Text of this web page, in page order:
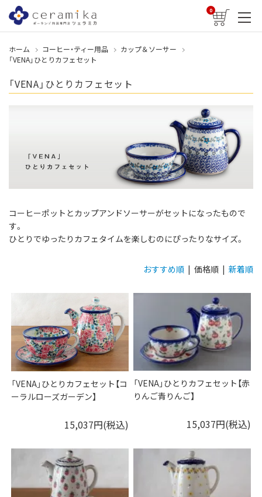
0
ホーム コーヒー・ティー用品
カップ＆ソーサー
「VENA」ひとりカフェセット
「VENA」ひとりカフェセット
コーヒーポットとカップアンドソーサーがセットになったもので
す。
ひとりでゆったりカフェタイムを楽しむのにぴったりなサイズ。
おすすめ順 | 価格順 | 新着順
「VENA」ひとりカフェセット【コ
ーラルローズガーデン】
15,037円(税込)
「VENA」ひとりカフェセット【赤
りんご青りんご】
15,037円(税込)